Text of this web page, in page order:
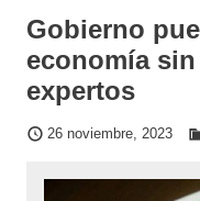
Gobierno
economía
expertos
26 noviembre, 2023